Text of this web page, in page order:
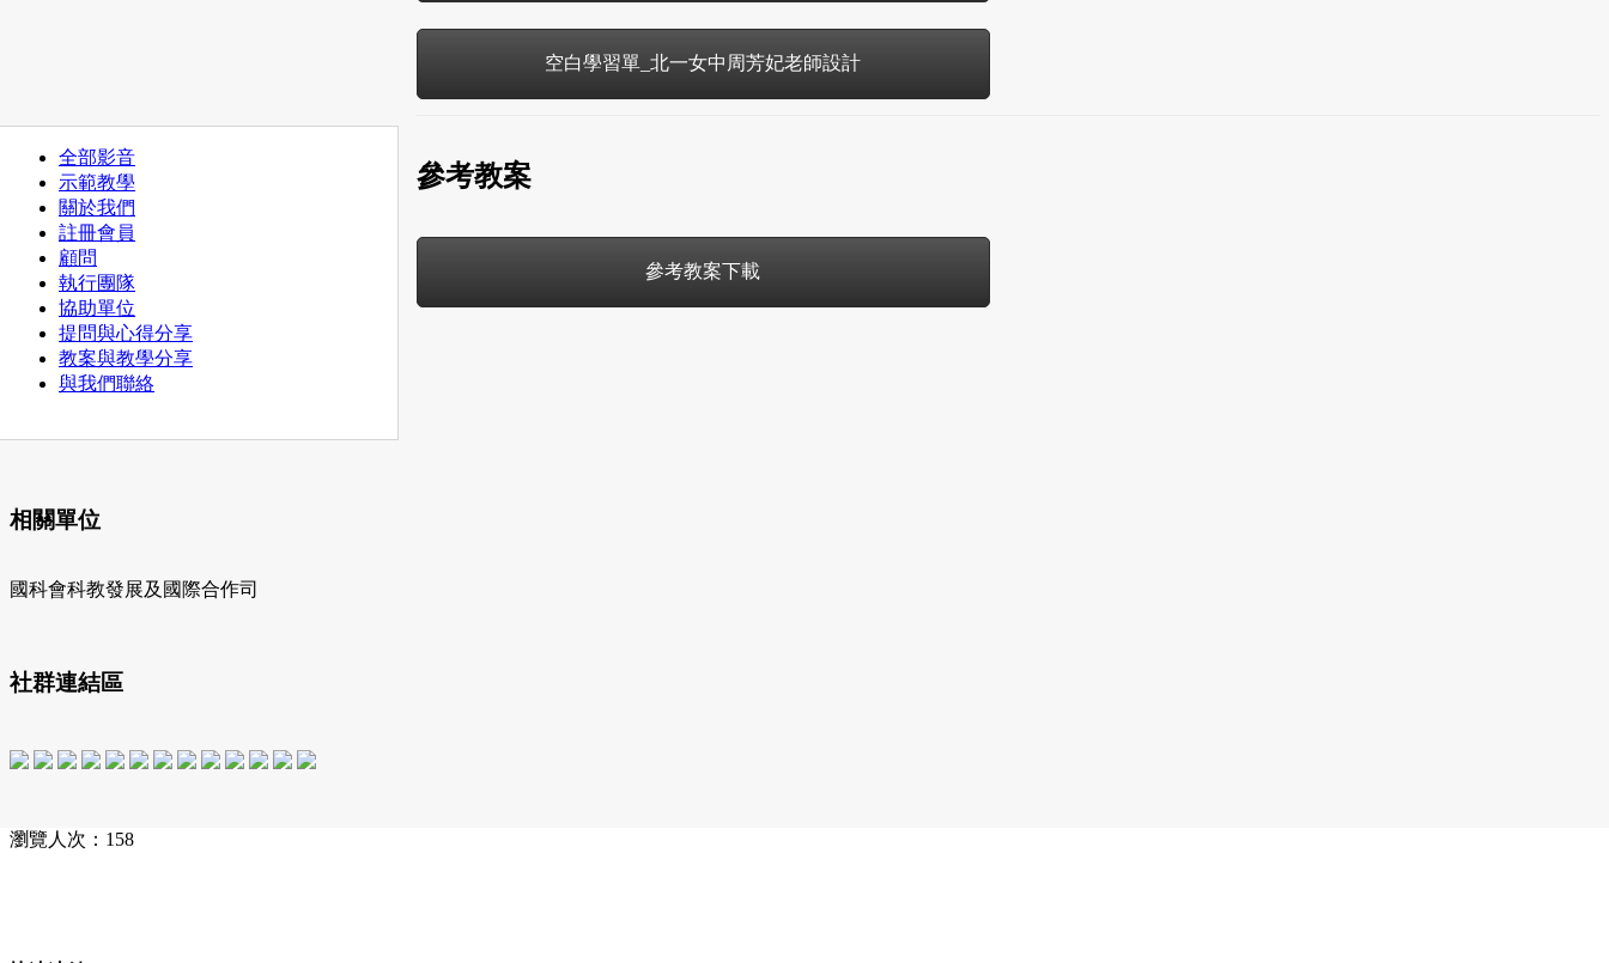
空白學習單_北一女中周芳妃老師設計
全部影音
示範教學
關於我們
註冊會員
顧問
執行團隊
協助單位
提問與心得分享
教案與教學分享
與我們聯絡
相關單位
國科會科教發展及國際合作司
社群連結區
參考教案
參考教案下載
瀏覽人次：158